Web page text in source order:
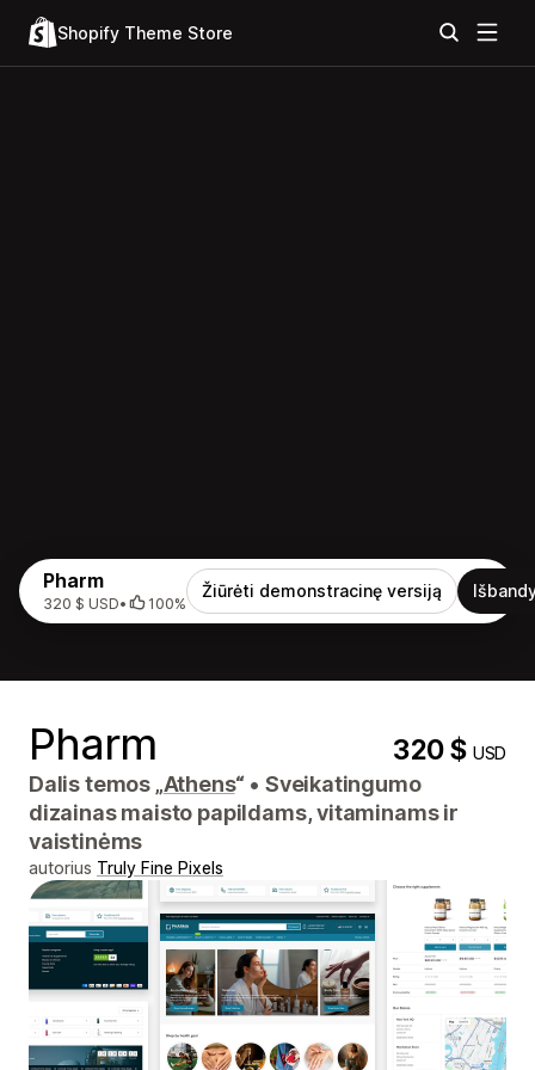
Shopify Theme Store
Pharm
320 $ USD• 100%
Žiūrėti demonstracinę versiją
Pharm 320 $USD
Dalis temos „Athens“ • Sveikatingumo
dizainas maisto papildams, vitaminams ir
vaistinėms
autorius Truly Fine Pixels